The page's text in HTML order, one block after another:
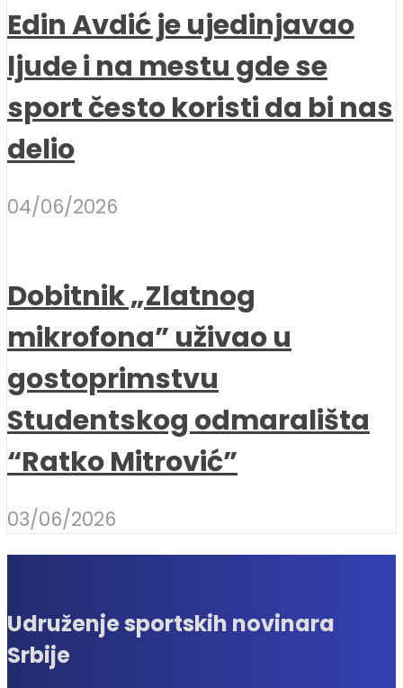
Edin Avdić je ujedinjavao
ljude i na mestu gde se
sport često koristi da bi nas
delio
04/06/2026
Dobitnik „Zlatnog
mikrofona” uživao u
gostoprimstvu
Studentskog odmarališta
“Ratko Mitrović”
03/06/2026
Udruženje sportskih novinara
Srbije